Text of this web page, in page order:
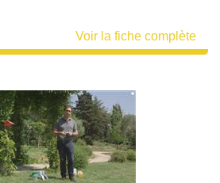
Voir la fiche complète